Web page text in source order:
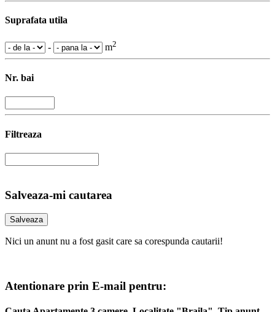
Suprafata utila
- m2
Nr. bai
Filtreaza
Salveaza-mi cautarea
Nici un anunt nu a fost gasit care sa corespunda cautarii!
Atentionare prin E-mail pentru: